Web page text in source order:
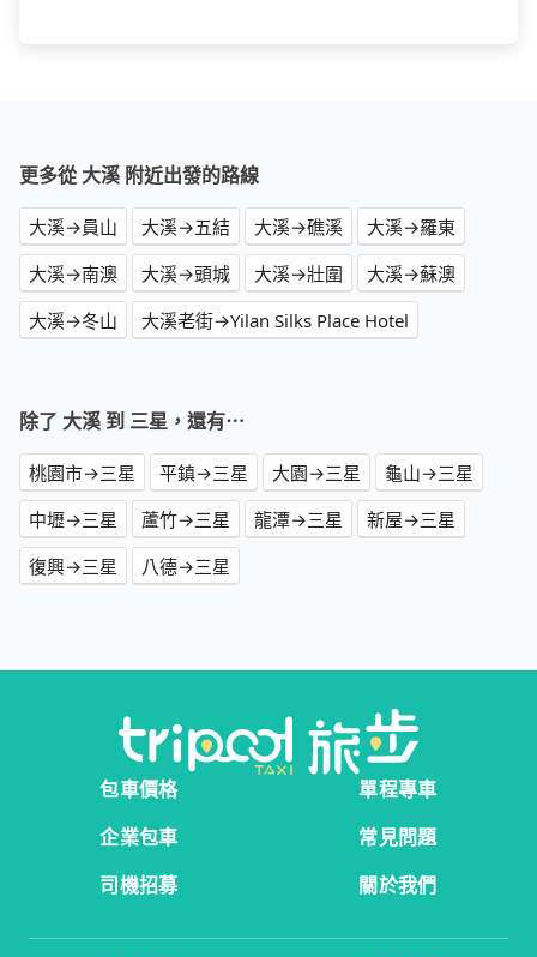
更多從 大溪 附近出發的路線
大溪→員山 大溪→五結 大溪→礁溪
大溪→羅東
大溪→南澳
大溪→頭城 大溪→壯圍
大溪→蘇澳
大溪→冬山
大溪老街→Yilan Silks Place Hotel
除了 大溪 到 三星，還有⋯
桃園市→三星 平鎮→三星 大園→三星
龜山→三星
中壢→三星
蘆竹→三星 龍潭→三星
新屋→三星
復興→三星
八德→三星
包車價格
單程專車
企業包車
常見問題
司機招募
關於我們